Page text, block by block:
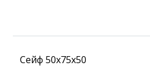
Сейф 50х75х50